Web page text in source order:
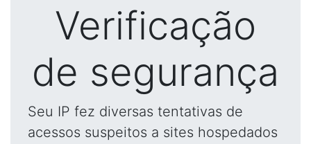
Verificação
de segurança
Seu IP fez diversas tentativas de
acessos suspeitos a sites hospedados